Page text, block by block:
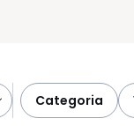
categoria